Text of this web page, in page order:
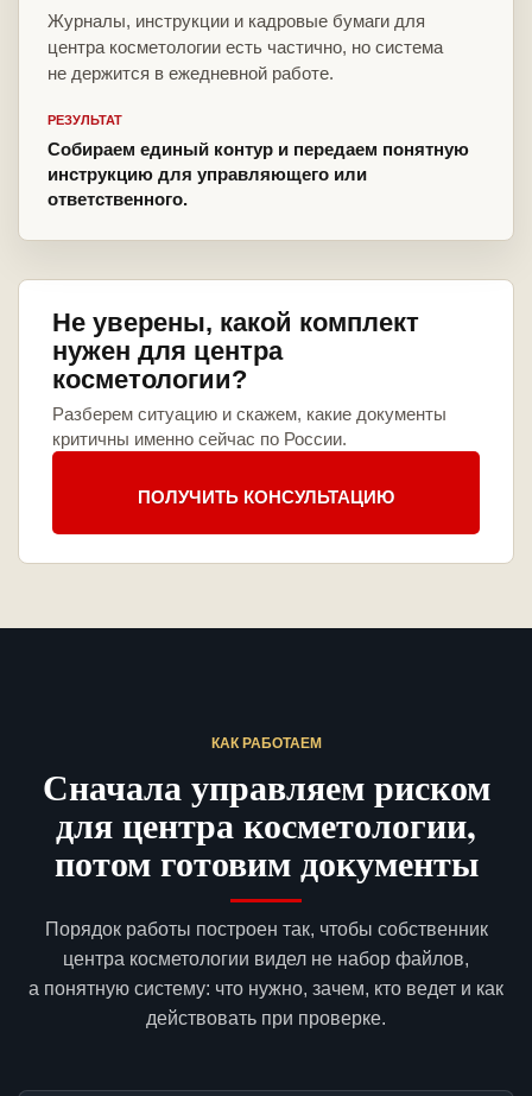
Журналы, инструкции и кадровые бумаги для
центра косметологии есть частично, но система
не держится в ежедневной работе.
РЕЗУЛЬТАТ
Собираем единый контур и передаем понятную
инструкцию для управляющего или
ответственного.
Не уверены, какой комплект
нужен для центра
косметологии?
Разберем ситуацию и скажем, какие документы
критичны именно сейчас по России.
ПОЛУЧИТЬ КОНСУЛЬТАЦИЮ
КАК РАБОТАЕМ
Сначала управляем риском
для центра косметологии,
потом готовим документы
Порядок работы построен так, чтобы собственник
центра косметологии видел не набор файлов,
а понятную систему: что нужно, зачем, кто ведет и как
действовать при проверке.